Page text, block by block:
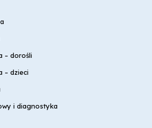
– dorośli
– dzieci
i diagnostyka